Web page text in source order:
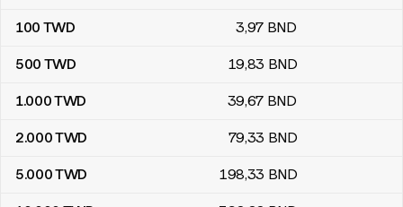
100 TWD 3,97 BND
500 TWD 19,83 BND
1.000TWD 39,67 BND
2.000TWD 79,33 BND
5.000TWD 198,33 BND